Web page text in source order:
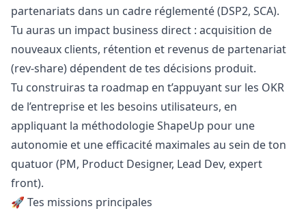
partenariats dans un cadre réglementé (DSP2, SCA).
Tu auras un impact business direct : acquisition de
nouveaux clients, rétention et revenus de partenariat
(rev-share) dépendent de tes décisions produit.
Tu construiras ta roadmap en t’appuyant sur les OKR
de l’entreprise et les besoins utilisateurs, en
appliquant la méthodologie ShapeUp pour une
autonomie et une efficacité maximales au sein de ton
quatuor (PM, Product Designer, Lead Dev, expert
front).
🚀 Tes missions principales